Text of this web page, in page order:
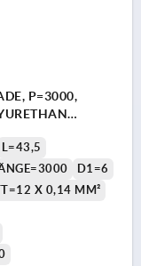
P=3000,
L=43,5
D1=6
X 0,14 MM²